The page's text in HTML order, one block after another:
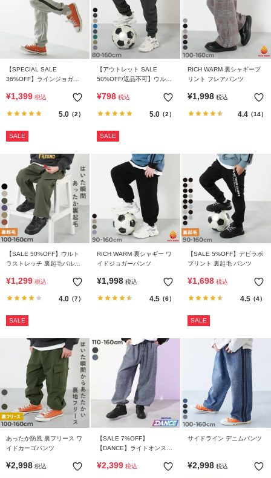
【SPECIAL SALE
36%OFF】ラインジョガー
¥1,399 税込
5.0（2）
SALE
【アウトレット SALE
50%OFF/返品不可】ウルト
(やわらかタッチ)
¥798 税込
5.0（2）
SALE
RICH WARM 裏シャギープ
リント フレアパンツ
¥1,998 税込
4.4（14）
【SALE 50%OFF】ウルト
ラストレッチ 裏起毛バルー
¥1,299 税込
4.0（7）
SALE
RICH WARM 裏シャギー ワ
イドジョガーパンツ
¥1,998 税込
4.5（6）
【SALE 5%OFF】デビラボ
プリント 裏起毛 パンツ
¥1,698 税込
4.5（4）
SALE
あったか防風 裏フリース ワ
イドカーゴパンツ
¥2,998 税込
【SALE 7%OFF】
【DANCE】ライトオンスデ
¥2,399 税込
サイドライン デニムパンツ
¥2,998 税込